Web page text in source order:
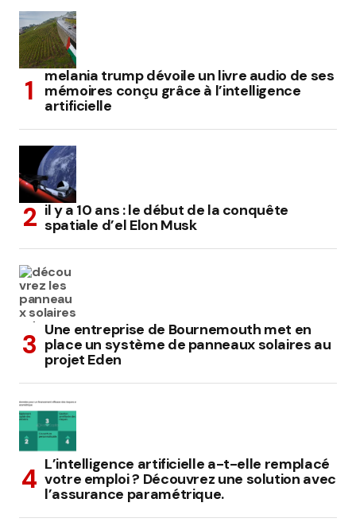
melania trump dévoile un livre audio de ses
mémoires conçu grâce à l’intelligence
artificielle
il y a 10 ans : le début de la conquête
spatiale d’el Elon Musk
Une entreprise de Bournemouth met en
place un système de panneaux solaires au
projet Eden
L’intelligence artificielle a-t-elle remplacé
votre emploi ? Découvrez une solution avec
l’assurance paramétrique.